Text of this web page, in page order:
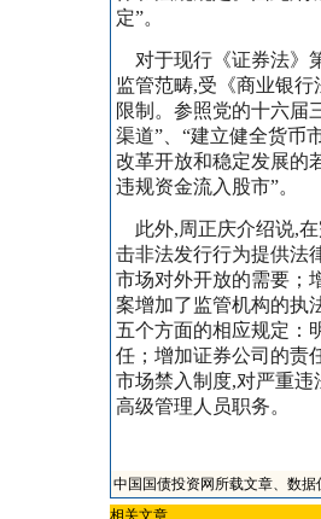
定”。
对于现行《证券法》
监管范畴,受《商业银
限制。参照党的十六届
渠道”、“建立健全货币
改革开放和稳定发展的
违规资金流入股市”。
此外,周正庆介绍说,在
击非法发行行为提供法
市场对外开放的需要；
案增加了监管机构的执
五个方面的相应规定：
任；增加证券公司的责
市场禁入制度,对严重
高级管理人员职务。
中国国债投资网所载文章、数据
相关文章